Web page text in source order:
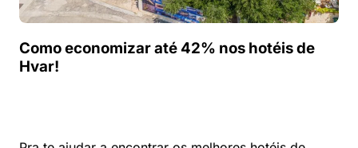
Como economizar até 42% nos hotéis de
Hvar!